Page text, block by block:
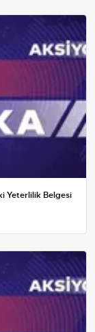
Yeterlilik Belgesi